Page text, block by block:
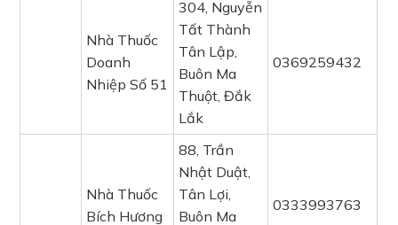
Nhà Thuốc
Doanh
Nhiệp Số 51
304, Nguyễn
Tất Thành
Tân Lập,
Buôn Ma
Thuột, Đắk
Lắk
0369259432
Nhà Thuốc
Bích Hương
88, Trần
Nhật Duật,
Tân Lợi,
Buôn Ma
0333993763